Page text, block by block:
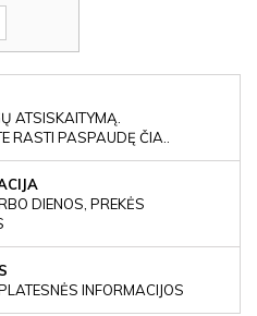
ATSISKAITYMĄ.
RASTI PASPAUDĘ ČIA..
DIENOS, PREKĖS
INFORMACIJOS